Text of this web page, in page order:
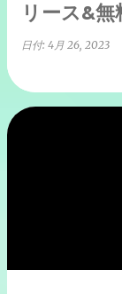
リース&無
日付: 4月 26, 2023